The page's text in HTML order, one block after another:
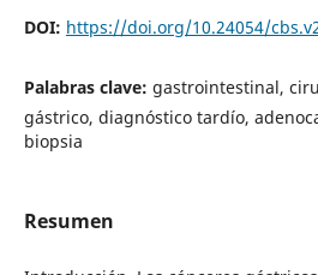
DOI: https://doi.org/10.24054/
Palabras clave: gastrointestinal,
gástrico, diagnóstico tardío,
biopsia
Resumen